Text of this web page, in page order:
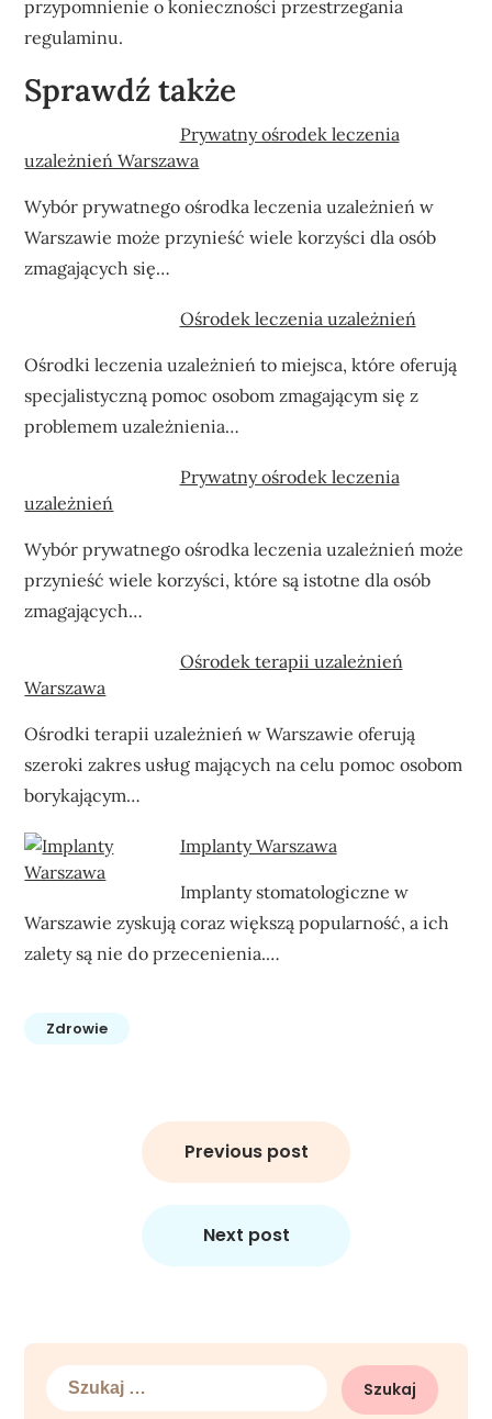
przypomnienie o konieczności przestrzegania
regulaminu.
Sprawdź także
Prywatny ośrodek leczenia
uzależnień Warszawa
Wybór prywatnego ośrodka leczenia uzależnień w
Warszawie może przynieść wiele korzyści dla osób
zmagających się…
Ośrodek leczenia uzależnień
Ośrodki leczenia uzależnień to miejsca, które oferują
specjalistyczną pomoc osobom zmagającym się z
problemem uzależnienia…
Prywatny ośrodek leczenia
uzależnień
Wybór prywatnego ośrodka leczenia uzależnień może
przynieść wiele korzyści, które są istotne dla osób
zmagających…
Ośrodek terapii uzależnień
Warszawa
Ośrodki terapii uzależnień w Warszawie oferują
szeroki zakres usług mających na celu pomoc osobom
borykającym…
Implanty Warszawa
Implanty stomatologiczne w
Warszawie zyskują coraz większą popularność, a ich
zalety są nie do przecenienia.…
Zdrowie
Previous post
Next post
Szukaj: